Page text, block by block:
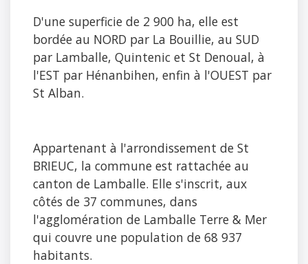
D'une superficie de 2 900 ha, elle est
bordée au NORD par La Bouillie, au SUD
par Lamballe, Quintenic et St Denoual, à
l'EST par Hénanbihen, enfin à l'OUEST par
St Alban.
Appartenant à l'arrondissement de St
BRIEUC, la commune est rattachée au
canton de Lamballe. Elle s'inscrit, aux
côtés de 37 communes, dans
l'agglomération de Lamballe Terre & Mer
qui couvre une population de 68 937
habitants.